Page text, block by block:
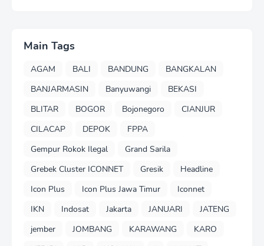
Main Tags
AGAM BALI BANDUNG
BANGKALAN
BANJARMASIN
Banyuwangi
BEKASI
BLITAR
BOGOR Bojonegoro
CIANJUR
CILACAP
DEPOK
FPPA
Gempur Rokok Ilegal
Grand Sarila
Grebek Cluster ICONNET
Gresik
Headline
Icon Plus
Icon Plus Jawa Timur
Iconnet
IKN
Indosat Jakarta JANUARI
JATENG
jember
JOMBANG KARAWANG
KARO